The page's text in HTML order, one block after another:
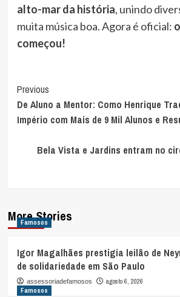
alto-mar da história, unindo
muita música boa. Agora é oficial:
começou!
Post
Navigation
Previous
De Aluno a Mentor: Como Henrique
Império com Mais de 9 Mil Alunos e
Bela Vista e Jardins entram no
More Stories
Famosos
Igor Magalhães prestigia leilão de
de solidariedade em São Paulo
assessoriadefamosos
agosto 6, 2026
Famosos